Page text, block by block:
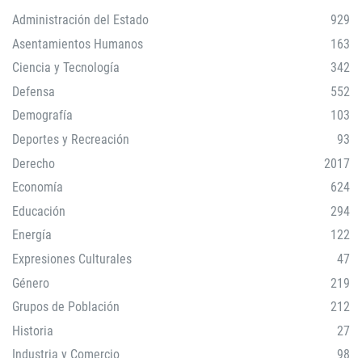
Administración del Estado
929
Asentamientos Humanos
163
Ciencia y Tecnología
342
Defensa
552
Demografía
103
Deportes y Recreación
93
Derecho
2017
Economía
624
Educación
294
Energía
122
Expresiones Culturales
47
Género
219
Grupos de Población
212
Historia
27
Industria y Comercio
98